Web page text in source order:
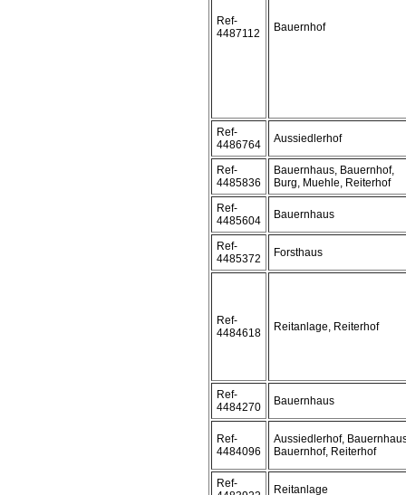
Ref-
4487112
Bauernhof
Ref-
4486764
Aussiedlerhof
Ref-
4485836
Bauernhaus, Bauernhof,
Burg, Muehle, Reiterhof
Ref-
4485604
Bauernhaus
Ref-
4485372
Forsthaus
Ref-
4484618
Reitanlage, Reiterhof
Ref-
4484270
Bauernhaus
Ref-
4484096
Aussiedlerhof,
Bauernhof, Reiterhof
Ref-
Reitanlage